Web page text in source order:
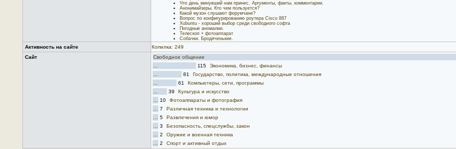
Что день минувший нам принес. Аргументы, факты, комментарии.
Анонимайзеры. Кто чем пользуется?
Какой музон слушают форумчане?
Вопрос по конфигурированию роутера Cisco 887
Xubuntu - хороший выбор среди свободного софта
Погодные аномалии.
Телескоп + фотоаппарат
Собачки. Бродяченькие.
Активность на сайте
Копилка: 249
Сайт
Свободное общение
115
Экономика, бизнес, финансы
81
Государство, политика, международные отношения
61
Компьютеры, сети, программы
39
Культура и искусство
10
Фотоаппараты и фотография
7
Различная техника и технологии
5
Развлечения и юмор
3
Безопасность, спецслужбы, закон
2
Оружие и военная техника
2 Спорт и активный отдых